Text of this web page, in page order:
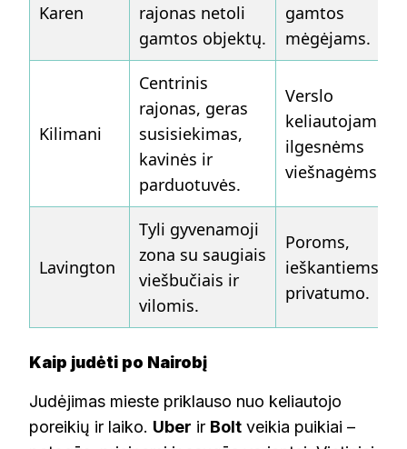
Karen
rajonas netoli
gamtos objektų.
gamtos
mėgėjams.
Kilimani
Centrinis
rajonas, geras
susisiekimas,
kavinės ir
parduotuvės.
Verslo
keliautojams,
ilgesnėms
viešnagėms.
Lavington
Tyli gyvenamoji
zona su saugiais
viešbučiais ir
vilomis.
Poroms,
ieškantiems
privatumo.
Kaip judėti po Nairobį
Judėjimas mieste priklauso nuo keliautojo
poreikių ir laiko. Uber ir Bolt veikia puikiai –